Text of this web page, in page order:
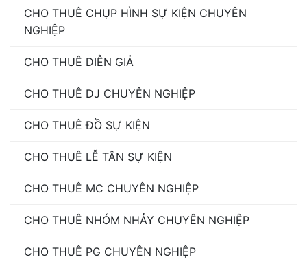
CHO THUÊ CHỤP HÌNH SỰ KIỆN CHUYÊN
NGHIỆP
CHO THUÊ DIỄN GIẢ
CHO THUÊ DJ CHUYÊN NGHIỆP
CHO THUÊ ĐỒ SỰ KIỆN
CHO THUÊ LỄ TÂN SỰ KIỆN
CHO THUÊ MC CHUYÊN NGHIỆP
CHO THUÊ NHÓM NHẢY CHUYÊN NGHIỆP
CHO THUÊ PG CHUYÊN NGHIỆP